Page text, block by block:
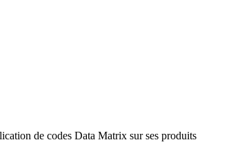
de codes Data Matrix sur ses produits